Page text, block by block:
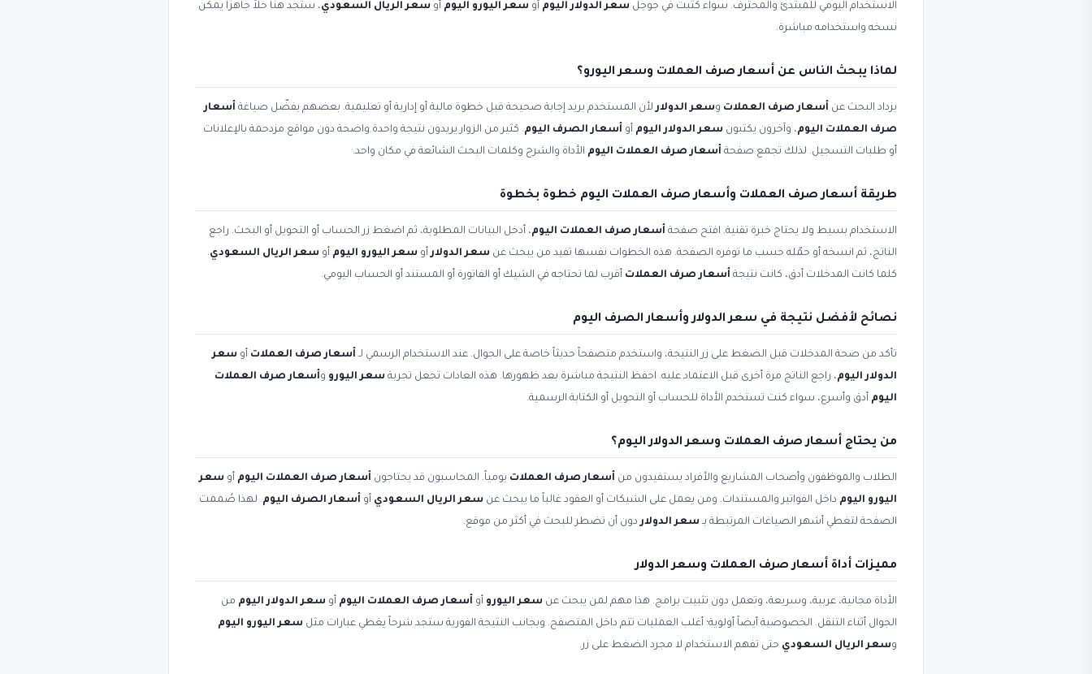
الاستخدام اليومي للمبتدئ والمحترف. سواء كتبت في جوجل سعر الدولار اليوم أو سعر اليورو اليوم أو سعر الريال السعودي، ستجد هنا حلاً جاهزاً يمكن
نسخه واستخدامه مباشرة.
لماذا يبحث الناس عن أسعار صرف العملات وسعر اليورو؟
يزداد البحث عن أسعار صرف العملات وسعر الدولارلأن المستخدم يريد إجابة صحيحة قبل خطوة مالية أو إدارية أو تعليمية. بعضهم يفضّل صياغة أسعار
صرف العملات اليوم، وآخرون يكتبون سعر الدولار اليوم أو أسعار الصرف اليوم. كثير من الزوار يريدون نتيجة واحدة واضحة دون مواقع مزدحمة بالإعلانات
أو طلبات التسجيل. لذلك تجمع صفحة أسعار صرف العملات اليوم الأداة والشرح وكلمات البحث الشائعة في مكان واحد.
طريقة أسعار صرف العملات وأسعار صرف العملات اليوم خطوة بخطوة
الاستخدام بسيط ولا يحتاج خبرة تقنية. افتح صفحة أسعار صرف العملات اليوم، أدخل البيانات المطلوبة، ثم اضغط زر الحساب أو التحويل أو البحث. راجع
الناتج، ثم انسخه أو حمّله حسب ما توفره الصفحة. هذه الخطوات نفسها تفيد من يبحث عن سعر الدولارأو سعر اليورو اليوم أو سعر الريال السعودي.
كلما كانت المدخلات أدق، كانت نتيجة أسعار صرف العملات أقرب لما تحتاجه في الشيك أو الفاتورة أو المستند أو الحساب اليومي.
نصائح لأفضل نتيجة في سعر الدولار وأسعار الصرف اليوم
تأكد من صحة المدخلات قبل الضغط على زر النتيجة، واستخدم متصفحاً حديثاً خاصة على الجوال. عند الاستخدام الرسمي لـ أسعار صرف العملات أو سعر
الدولار اليوم، راجع الناتج مرة أخرى قبل الاعتماد عليه. احفظ النتيجة مباشرة بعد ظهورها. هذه العادات تجعل تجربة سعر اليورو وأسعار صرف العملات
اليوم أدق وأسرع، سواء كنت تستخدم الأداة للحساب أو التحويل أو الكتابة الرسمية.
من يحتاج أسعار صرف العملات وسعر الدولار اليوم؟
الطلاب والموظفون وأصحاب المشاريع والأفراد يستفيدون من أسعار صرف العملات يومياً. المحاسبون قد يحتاجون أسعار صرف العملات اليوم أو سعر
اليورو اليوم داخل الفواتير والمستندات. ومن يعمل على الشيكات أو العقود غالباً ما يبحث عن سعر الريال السعودي أو أسعار الصرف اليوم. لهذا صُممت
الصفحة لتغطي أشهر الصياغات المرتبطة بـ سعر الدولاردون أن تضطر للبحث في أكثر من موقع.
مميزات أداة أسعار صرف العملات وسعر الدولار
الأداة مجانية، عربية، وسريعة، وتعمل دون تثبيت برامج. هذا مهم لمن يبحث عن سعر اليورو أو أسعار صرف العملات اليوم أو سعر الدولار اليوم من
الجوال أثناء التنقل. الخصوصية أيضاً أولوية؛ أغلب العمليات تتم داخل المتصفح. وبجانب النتيجة الفورية ستجد شرحاً يغطي عبارات مثل سعر اليورو اليوم
وسعر الريال السعودي حتى تفهم الاستخدام لا مجرد الضغط على زر.